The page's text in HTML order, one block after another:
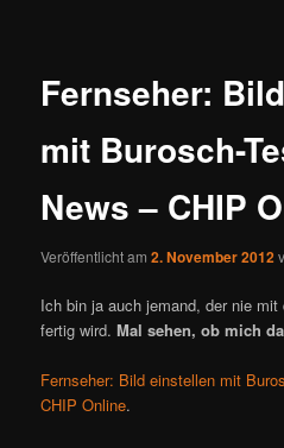
Fernseher:
mit Burosch-
News – CHIP
Veröffentlicht am2. November 2012
Ich bin ja auch jemand, der nie
fertig wird.Mal sehen, ob mich
Fernseher: Bild einstellen mit
CHIP Online.